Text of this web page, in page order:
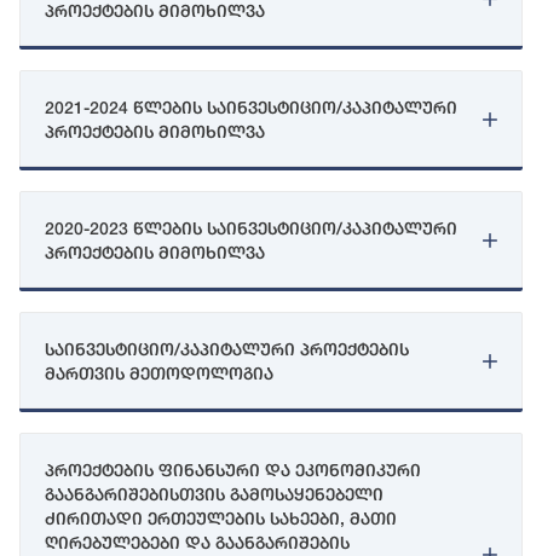
პროექტების მიმოხილვა
2021-2024 წლების საინვესტიციო/კაპიტალური
პროექტების მიმოხილვა
2020-2023 წლების საინვესტიციო/კაპიტალური
პროექტების მიმოხილვა
საინვესტიციო/კაპიტალური პროექტების
მართვის მეთოდოლოგია
პროექტების ფინანსური და ეკონომიკური
გაანგარიშებისთვის გამოსაყენებელი
ძირითადი ერთეულების სახეები, მათი
ღირებულებები და გაანგარიშების